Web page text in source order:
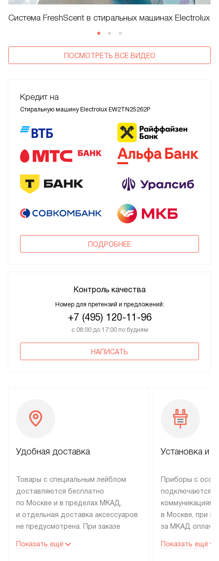
Система FreshScent в стиральных машинах Electrolux
ПОСМОТРЕТЬ ВСЕ ВИДЕО
Кредит на
Стиральную машину Electrolux EW2TN25262P
ПОДРОБНЕЕ
Контроль качества
Номер для претензий и предложений:
+7 (495) 120-11-96
с 08:00 до 17:00 по будням
НАПИСАТЬ
Удобная доставка
Товары с специальным лейблом
доставляются бесплатно
по Москве и в пределах МКАД,
и отдельная доставка аксессуаров
не предусмотрена. При заказе
рекомендуем обсудить
Показать ещё
Установка и
Приборы с
подключаются к
коммуникациям
в Москве, при
за МКАД
партнера
Показать ещё